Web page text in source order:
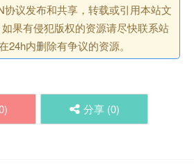
协议发布和共享，转载或引用本站文
果有侵犯版权的资源请尽快联系站
24h内删除有争议的资源。
) 分享 (0)